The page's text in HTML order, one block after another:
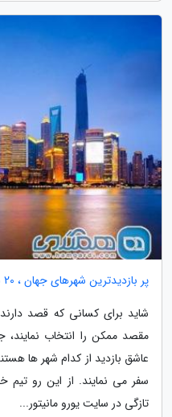
پر بازدیدترین شهرهای جهان ، 20 شهر از توریستی ترین شهرهای جهان
شاید برای کسانی که قصد
مقصد ممکن را انتخاب نمایند،
عاشق بازدید از کدام شهر ها
سفر می نمایند. از این رو تیم
تازگی در سایت یورو مانیتور...